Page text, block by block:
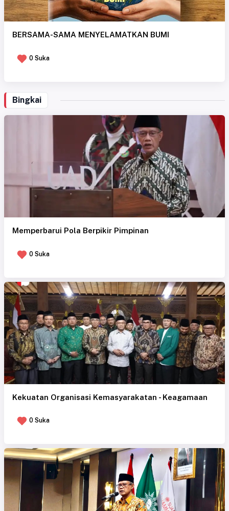
BERSAMA-SAMA MENYELAMATKAN BUMI
0 Suka
Bingkai
Memperbarui Pola Berpikir Pimpinan
0 Suka
Kekuatan Organisasi Kemasyarakatan - Keagamaan
0 Suka